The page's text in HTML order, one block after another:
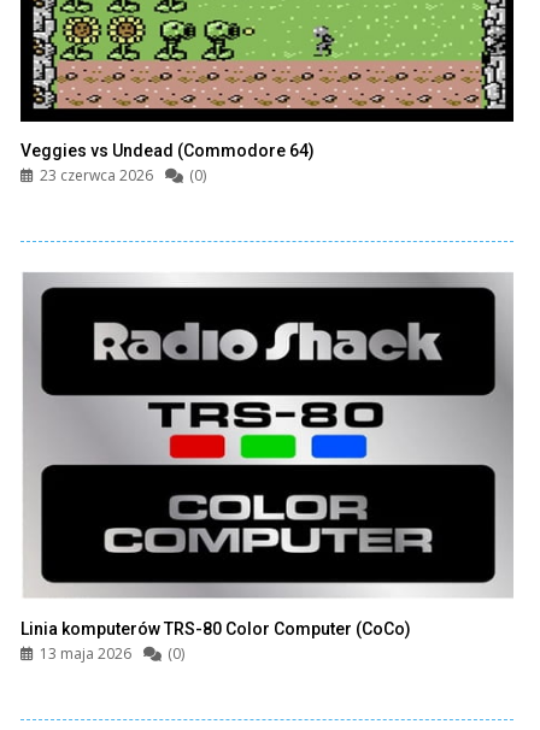
Veggies vs Undead (Commodore 64)
23 czerwca 2026 (0)
Linia komputerów TRS-80 Color Computer (CoCo)
13 maja 2026 (0)